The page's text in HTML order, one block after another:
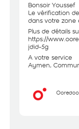
Bonsoir Youssef
Le vérification
dans votre zone
Plus de détails
https://
jdid-5g
A votre service
Aymen,